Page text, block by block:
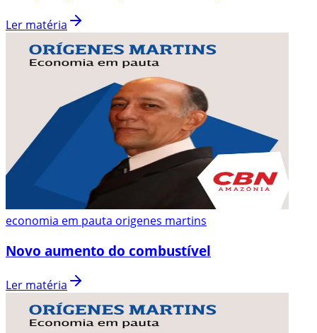
Ler matéria
economia em pauta origenes martins
Novo aumento do combustível
Ler matéria